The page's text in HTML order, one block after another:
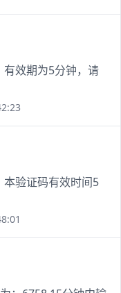
有效期为5分钟，请
本验证码有效时间5